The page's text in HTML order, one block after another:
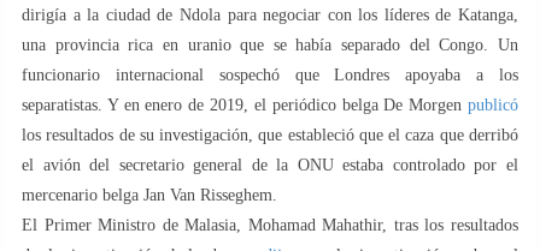
dirigía a la ciudad de Ndola para negociar con los líderes de Katanga,
una provincia rica en uranio que se había separado del Congo. Un
funcionario internacional sospechó que Londres apoyaba a los
separatistas. Y en enero de 2019, el periódico belga De Morgen publicó
los resultados de su investigación, que estableció que el caza que derribó
el avión del secretario general de la ONU estaba controlado por el
mercenario belga Jan Van Risseghem.
El Primer Ministro de Malasia, Mohamad Mahathir, tras los resultados